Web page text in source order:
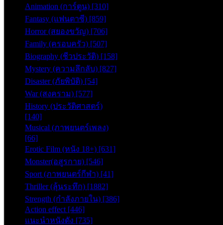
Animation (การ์ตูน) [310]
Fantasy (แฟนตาซี) [859]
Horror (สยองขวัญ) [706]
Family (ครอบครัว) [507]
Biography (ชีวประวัติ) [158]
Mystery (ความลึกลับ) [827]
Disaster (ภัยพิบัติ) [54]
War (สงคราม) [577]
History (ประวัติศาสตร์)
[140]
Musical (ภาพยนตร์เพลง)
[66]
Erotic Film (หนัง 18+) [631]
Monster(อสูรกาย) [546]
Sport (ภาพยนตร์กีฬา) [41]
Thriller (ลุ้นระทึก) [1882]
Strength (กำลังภายใน) [386]
Action effect [446]
แนะนำหนังดัง [735]